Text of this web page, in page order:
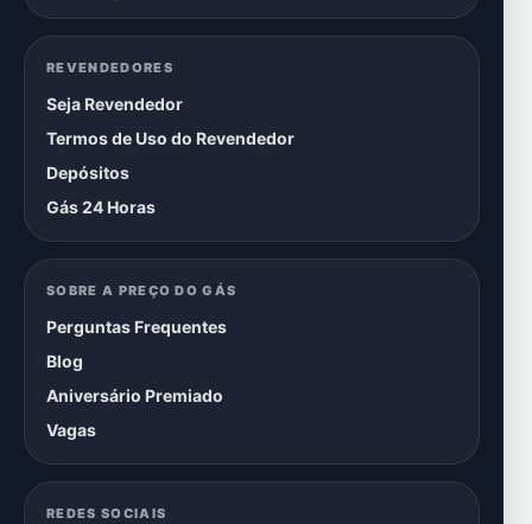
REVENDEDORES
Seja Revendedor
Termos de Uso do Revendedor
Depósitos
Gás 24 Horas
SOBRE A PREÇO DO GÁS
Perguntas Frequentes
Blog
Aniversário Premiado
Vagas
REDES SOCIAIS